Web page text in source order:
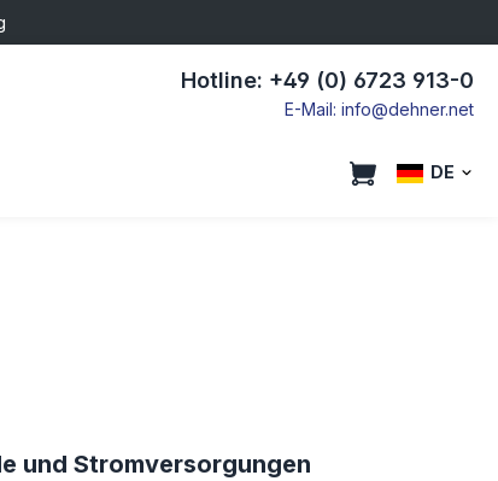
Hotline: +49 (0) 6723 913-0
E-Mail: info@dehner.net
DE
und Stromversorgungen